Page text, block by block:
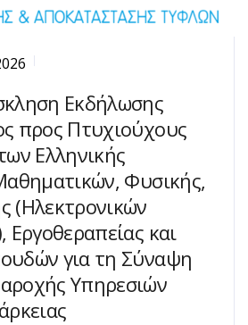
Εκδήλωσης
προς Πτυχιούχους
Ελληνικής
Φυσικής,
(Ηλεκτρονικών
Εργοθεραπείας και
για τη Σύναψη
Υπηρεσιών